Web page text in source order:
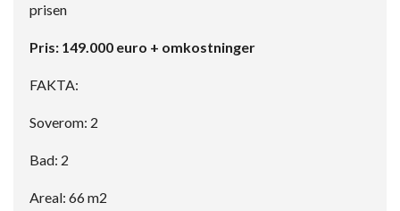
prisen
Pris: 149.000 euro + omkostninger
FAKTA:
Soverom: 2
Bad: 2
Areal: 66 m2